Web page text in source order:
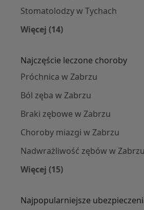
Stomatolodzy w Tychach
Więcej (14)
Najczęście leczone choroby
Próchnica w Zabrzu
Ból zęba w Zabrzu
Braki zębowe w Zabrzu
Choroby miazgi w Zabrzu
Nadwrażliwość zębów w Zabrzu
Więcej (15)
Najpopularniejsze